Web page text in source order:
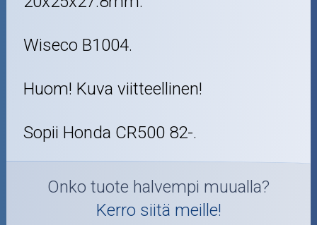
Wiseco B1004.
Huom! Kuva viitteellinen!
Sopii Honda CR500 82-.
Onko tuote halvempi muualla?
Kerro siitä meille!